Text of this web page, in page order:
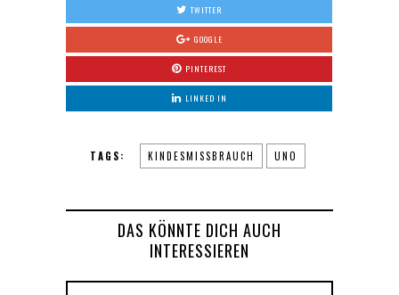
TWITTER
GOOGLE
PINTEREST
LINKED IN
TAGS: KINDESMISSBRAUCH UNO
DAS KÖNNTE DICH AUCH
INTERESSIEREN